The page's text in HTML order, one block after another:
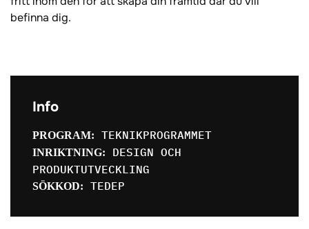
befinna dig.
Info
PROGRAM: TEKNIKPROGRAMMET
INRIKTNING:
DESIGN OCH
PRODUKTUTVECKLING
SÖKKOD: TEDEP